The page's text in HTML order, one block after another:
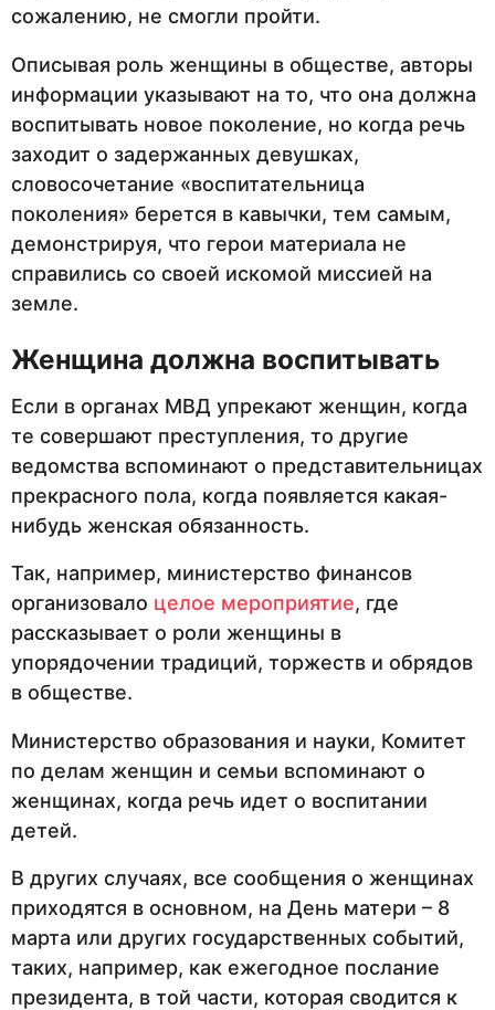
сожалению, не смогли пройти.
Описывая роль женщины в обществе, авторы
информации указывают на то, что она должна
воспитывать новое поколение, но когда речь
заходит о задержанных девушках,
словосочетание «воспитательница
поколения» берется в кавычки, тем самым,
демонстрируя, что герои материала не
справились со своей искомой миссией на
земле.
Женщина должна воспитывать
Если в органах МВД упрекают женщин, когда
те совершают преступления, то другие
ведомства вспоминают о представительницах
прекрасного пола, когда появляется какая-
нибудь женская обязанность.
Так, например, министерство финансов
организовало целое мероприятие, где
рассказывает о роли женщины в
упорядочении традиций, торжеств и обрядов
в обществе.
Министерство образования и науки, Комитет
по делам женщин и семьи вспоминают о
женщинах, когда речь идет о воспитании
детей.
В других случаях, все сообщения о женщинах
приходятся в основном, на День матери – 8
марта или других государственных событий,
таких, например, как ежегодное послание
президента, в той части, которая сводится к